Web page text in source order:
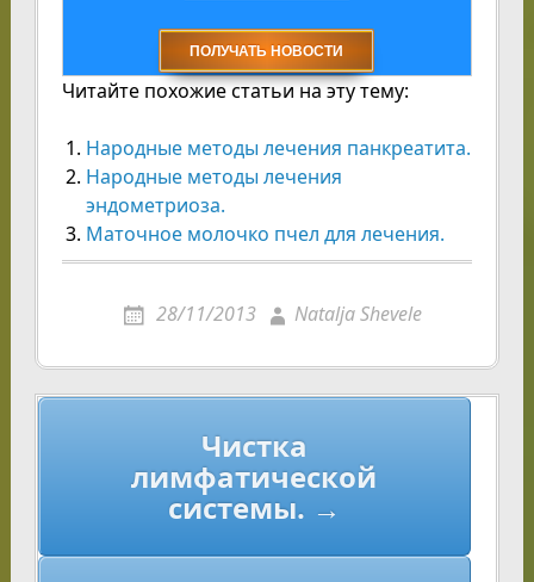
Читайте похожие статьи на эту тему:
Народные методы лечения панкреатита.
Народные методы лечения
эндометриоза.
Маточное молочко пчел для лечения.
28/11/2013 Natalja Shevele
Навигация
записям
Чистка
лимфатической
системы. →